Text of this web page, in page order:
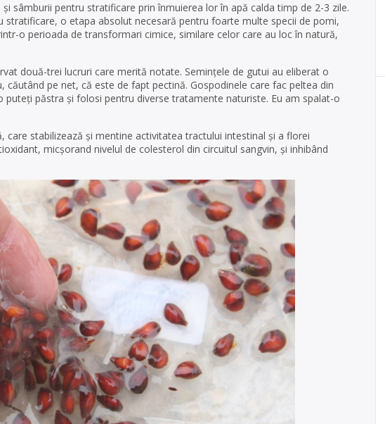
sâmburii pentru stratificare prin înmuierea lor în apă calda timp de 2-3 zile.
o etapa absolut necesară pentru foarte multe specii de pomi,
o perioada de transformari cimice, similare celor care au loc în natură,
două-trei lucruri care merită notate. Semințele de gutui au eliberat o
pe net, că este de fapt pectină. Gospodinele care fac peltea din
păstra și folosi pentru diverse tratamente naturiste. Eu am spalat-o
care stabilizează și mentine activitatea tractului intestinal și a florei
micșorand nivelul de colesterol din circuitul sangvin, și inhibând